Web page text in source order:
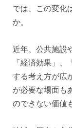
では、この変化
か。
近年、公共施設
「経済効果」
する考え方が広
が必要な場面も
のできない価値